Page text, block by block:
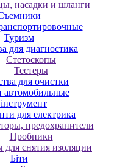
насадки и шланги
Туризм
для диагностика
Стетоскопы
Тестеры
для очистки
автомобильные
для електрика
предохранители
Пробники
снятия изоляции
Біти